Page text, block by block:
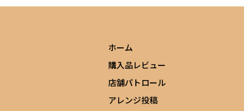
ホーム
購入品レビュー
店舗パトロール
アレンジ投稿